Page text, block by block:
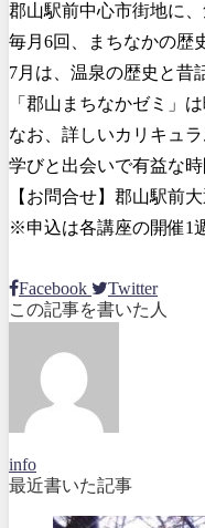
郡山駅前中心市街地に
毎月6回、まちなかの歴
7月は、温泉の歴史と昔
「郡山まちなかゼミ」
なお、詳しいカリキュ
学びと出会いで有益な
【お問合せ】郡山駅前
※申込は各講座の開催1
Facebook
Twitter
この記事を書いた人
info
最近書いた記事